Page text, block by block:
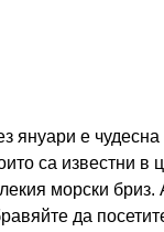
януари е
са известни в
морски
да